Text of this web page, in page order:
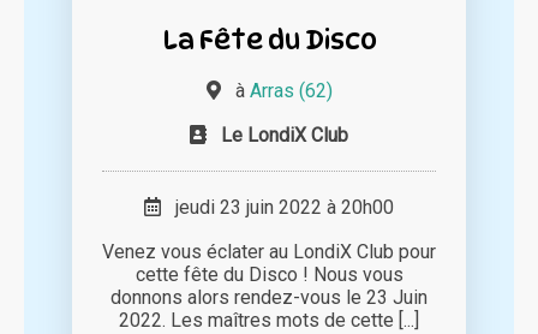
La Fête du Disco
à Arras (62)
Le LondiX Club
jeudi 23 juin 2022 à 20h00
Venez vous éclater au LondiX Club pour
cette fête du Disco ! Nous vous
donnons alors rendez-vous le 23 Juin
2022. Les maîtres mots de cette [...]